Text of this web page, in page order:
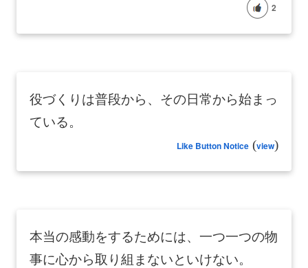
2
役づくりは普段から、その日常から始まっ
ている。
Like Button Notice (view)
本当の感動をするためには、一つ一つの物
事に心から取り組まないといけない。